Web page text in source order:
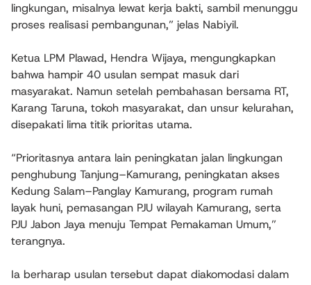
lingkungan, misalnya lewat kerja bakti, sambil menunggu
proses realisasi pembangunan,” jelas Nabiyil.
Ketua LPM Plawad, Hendra Wijaya, mengungkapkan
bahwa hampir 40 usulan sempat masuk dari
masyarakat. Namun setelah pembahasan bersama RT,
Karang Taruna, tokoh masyarakat, dan unsur kelurahan,
disepakati lima titik prioritas utama.
“Prioritasnya antara lain peningkatan jalan lingkungan
penghubung Tanjung–Kamurang, peningkatan akses
Kedung Salam–Panglay Kamurang, program rumah
layak huni, pemasangan PJU wilayah Kamurang, serta
PJU Jabon Jaya menuju Tempat Pemakaman Umum,”
terangnya.
Ia berharap usulan tersebut dapat diakomodasi dalam